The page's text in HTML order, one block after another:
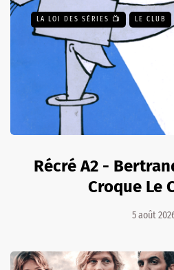
LA LOI DES SÉRIES 📺 LE CLUB
Récré A2 -
Croque Le
5 août